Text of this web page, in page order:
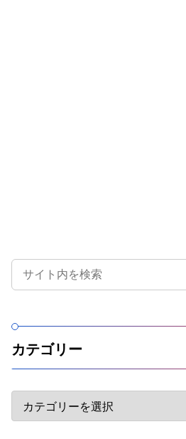
カテゴリー